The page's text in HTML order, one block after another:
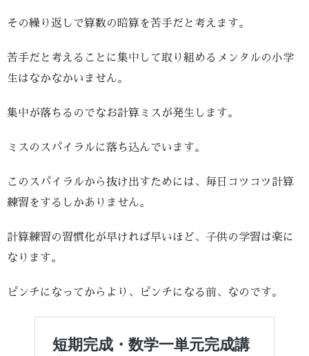
その繰り返しで算数の暗算を苦手だと考えます。
苦手だと考えることに集中して取り組めるメンタルの小学
生はなかなかいません。
集中が落ちるのでなお計算ミスが発生します。
ミスのスパイラルに落ち込んでいます。
このスパイラルから抜け出すためには、毎日コツコツ計算
練習をするしかありません。
計算練習の習慣化が早ければ早いほど、子供の学習は楽に
なります。
ピンチになってからより、ピンチになる前、なのです。